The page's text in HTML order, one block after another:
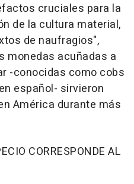
cruciales para la
de la cultura material,
de naufragios",
monedas acuñadas a
-conocidas como cobs
español- sirvieron
América durante más
CORRESPONDE AL